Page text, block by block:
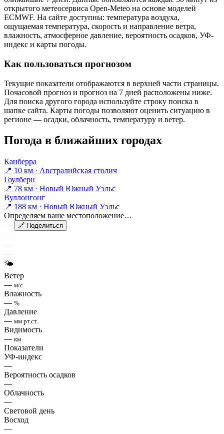
открытого метеосервиса Open-Meteo на основе моделей
ECMWF. На сайте доступны: температура воздуха,
ощущаемая температура, скорость и направление ветра,
влажность, атмосферное давление, вероятность осадков, УФ-
индекс и карты погоды.
Как пользоваться прогнозом
Текущие показатели отображаются в верхней части страницы.
Почасовой прогноз и прогноз на 7 дней расположены ниже.
Для поиска другого города используйте строку поиска в
шапке сайта. Карты погоды позволяют оценить ситуацию в
регионе — осадки, облачность, температуру и ветер.
Погода в ближайших городах
Канберра
📍 10 км · Австралийская столич
Гоулберн
📍 78 км · Новый Южный Уэльс
Вуллонгонг
📍 188 км · Новый Южный Уэльс
Определяем ваше местоположение…
—
🔗 Поделиться
—
—
—
🌤
Ветер
— м/с
Влажность
— %
Давление
— мм рт.ст.
Видимость
— км
Показатели
УФ-индекс
—
Вероятность осадков
—
Облачность
—
Световой день
Восход
—